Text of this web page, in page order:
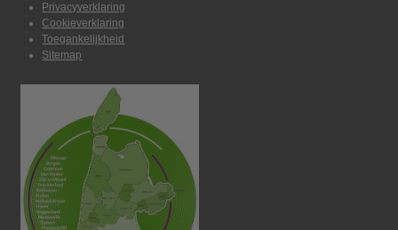
Privacyverklaring
Cookieverklaring
Toegankelijkheid
Sitemap